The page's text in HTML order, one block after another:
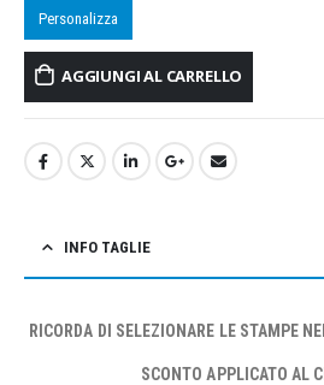
Personalizza
AGGIUNGI AL CARRELLO
INFO TAGLIE
RICORDA DI SELEZIONARE LE STAMPE
SCONTO APPLICATO AL